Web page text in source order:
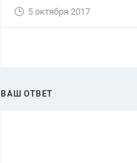
5 октября 2017
ВАШ ОТВЕТ